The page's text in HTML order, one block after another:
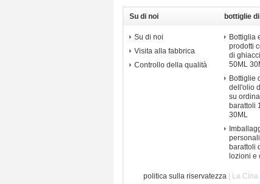
Su di noi
Su di noi
Visita alla fabbrica
Controllo della qualità
bottiglie
Bottiglia
prodotti
di
50ML
Bottiglie
dell'olio
su
barattoli
30ML
barattoli
lozioni e
politica sulla riservatezza | La